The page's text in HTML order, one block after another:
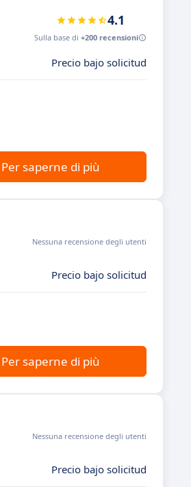
4.1
Sulla base di +200 recensioni
Precio bajo solicitud
Per saperne di più
Nessuna recensione degli utenti
Precio bajo solicitud
Per saperne di più
Nessuna recensione degli utenti
Precio bajo solicitud